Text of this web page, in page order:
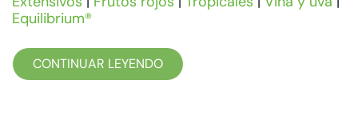
Equilibrium®
CONTINUAR LEYENDO